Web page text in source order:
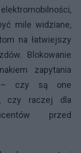
mile widziane,
na łatwiejszy
Blokowanie
zapytania
– czy są one
czy raczej dla
przed